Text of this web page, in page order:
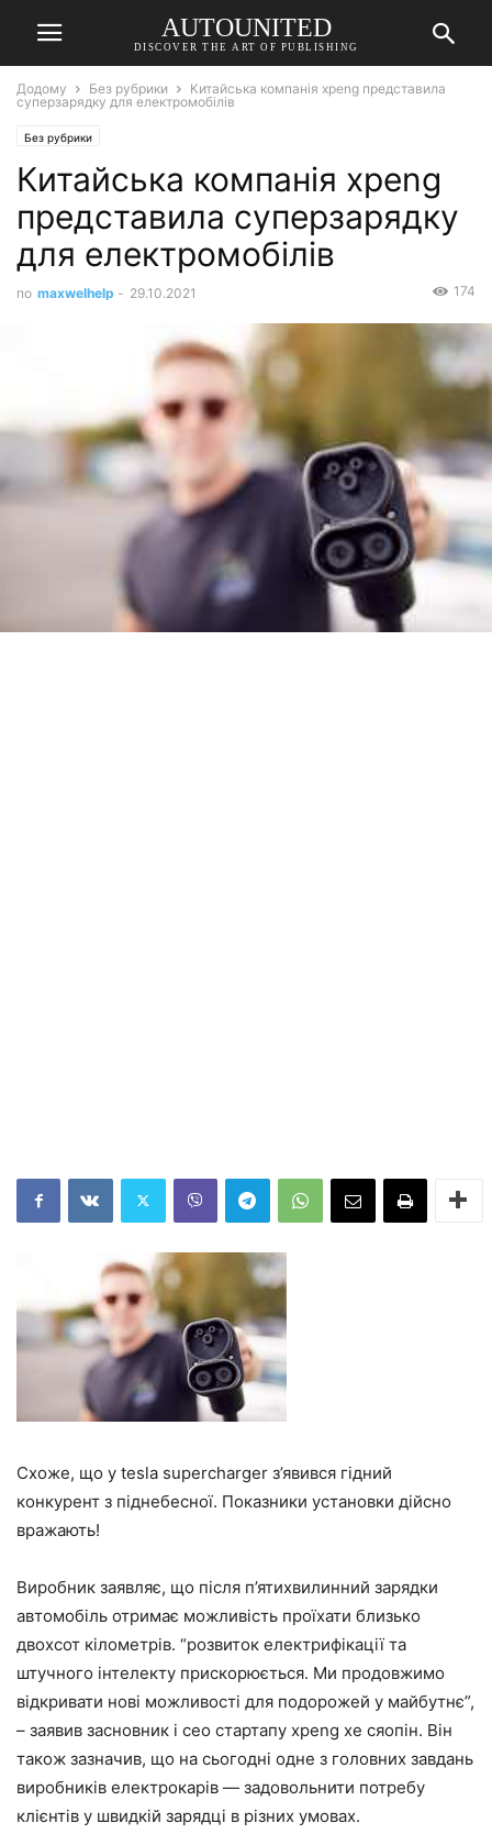
AUTOUNITED
DISCOVER THE ART OF PUBLISHING
Додому Без рубрики
Китайська компанія xpeng представила
суперзарядку для електромобілів
Без рубрики
Китайська компанія xpeng
представила суперзарядку
для електромобілів
по maxwelhelp - 29.10.2021 174
Схоже, що у tesla supercharger з’явився гідний
конкурент з піднебесної. Показники установки дійсно
вражають!
Виробник заявляє, що після п’ятихвилинний зарядки
автомобіль отримає можливість проїхати близько
двохсот кілометрів. “розвиток електрифікації та
штучного інтелекту прискорюється. Ми продовжимо
відкривати нові можливості для подорожей у майбутнє”,
– заявив засновник і ceo стартапу xpeng хе сяопін. Він
також зазначив, що на сьогодні одне з головних завдань
виробників електрокарів — задовольнити потребу
клієнтів у швидкій зарядці в різних умовах.